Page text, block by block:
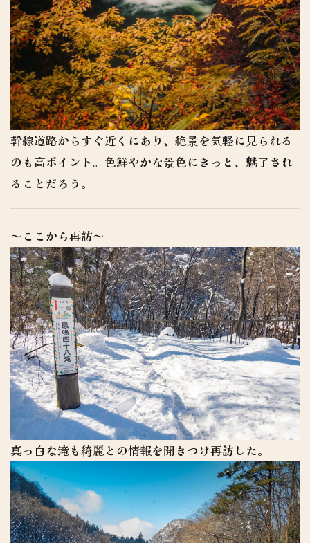
幹線道路からすぐ近くにあり、絶景を気軽に見られる
のも高ポイント。色鮮やかな景色にきっと、魅了され
ることだろう。
～ここから再訪～
真っ白な滝も綺麗との情報を聞きつけ再訪した。